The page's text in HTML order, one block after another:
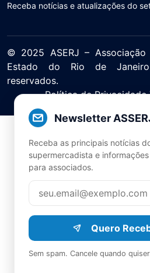
Newsletter
Receba as principais notícias
supermercadista e
para associados.
Quero
Sem spam. Cancele quando
Receba notícias e atualizações do
© 2025 ASERJ – Associação
Estado do Rio de
reservados.
Política de Privacidade